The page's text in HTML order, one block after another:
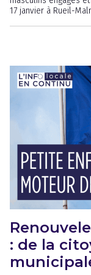
17 janvier à Rueil-
: de la